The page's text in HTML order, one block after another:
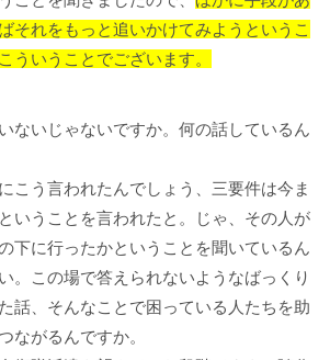
それをもっと追いかけてみようというこ
ういうことでございます。
ないじゃないですか。何の話しているん
こう言われたんでしょう、三要件は今ま
いうことを言われたと。じゃ、その人が
下に行ったかということを聞いているん
。この場で答えられないようなばっくり
話、そんなことで困っている人たちを助
ながるんですか。